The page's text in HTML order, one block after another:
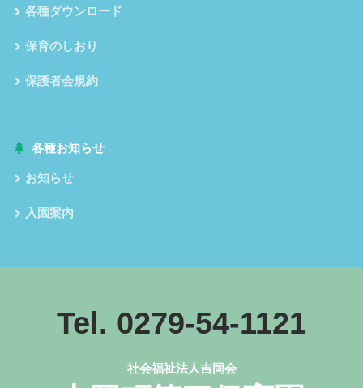
各種ダウンロード
保育のしおり
保護者会規約
各種お知らせ
お知らせ
入園案内
Tel. 0279-54-1121
社会福祉法人吉岡会